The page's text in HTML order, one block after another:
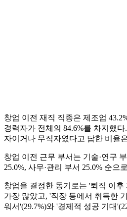
창업 이전 재직 직종은 제조업
경력자가 전체의 84.6%를 차지했다
자이거나 무직자였다고 답한 비율
창업 이전 근무 부서는 기술·연구
25.0%, 사무·관리 부서 25.0% 순으
창업을 결정한 동기로는 '퇴직 이후
가장 많았고, '직장 등에서 취득한
워서'(29.7%)와 '경제적 성공 기대